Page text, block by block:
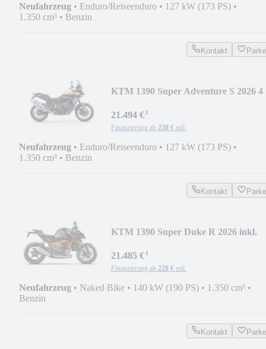
Neufahrzeug • Enduro/Reiseenduro • 127 kW (173 PS) •
1.350 cm³ • Benzin
Kontakt
KTM 1390 Super Adventure S 2026 4
21.494 €¹
Finanzierung ab 228 € mtl.
Neufahrzeug • Enduro/Reiseenduro • 127 kW (173 PS) •
1.350 cm³ • Benzin
Kontakt
KTM 1390 Super Duke R 2026 inkl.
21.485 €¹
Finanzierung ab 228 € mtl.
Neufahrzeug • Naked Bike • 140 kW (190 PS) • 1.350 cm³ •
Benzin
Kontakt